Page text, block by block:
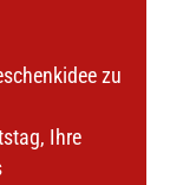
zu
Ihre